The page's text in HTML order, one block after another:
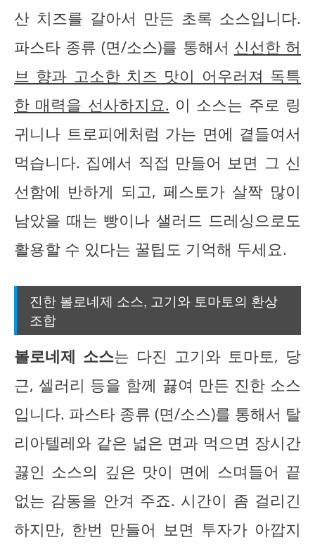
산 치즈를 갈아서 만든 초록 소스입니다.
파스타 종류 (면/소스)를 통해서 신선한 허
브 향과 고소한 치즈 맛이 어우러져 독특
한 매력을 선사하지요. 이 소스는 주로 링
귀니나 트로피에처럼 가는 면에 곁들여서
먹습니다. 집에서 직접 만들어 보면 그 신
선함에 반하게 되고, 페스토가 살짝 많이
남았을 때는 빵이나 샐러드 드레싱으로도
활용할 수 있다는 꿀팁도 기억해 두세요.
진한 볼로네제 소스, 고기와 토마토의 환상
조합
볼로네제 소스는 다진 고기와 토마토, 당
근, 셀러리 등을 함께 끓여 만든 진한 소스
입니다. 파스타 종류 (면/소스)를 통해서 탈
리아텔레와 같은 넓은 면과 먹으면 장시간
끓인 소스의 깊은 맛이 면에 스며들어 끝
없는 감동을 안겨 주죠. 시간이 좀 걸리긴
하지만, 한번 만들어 보면 투자가 아깝지